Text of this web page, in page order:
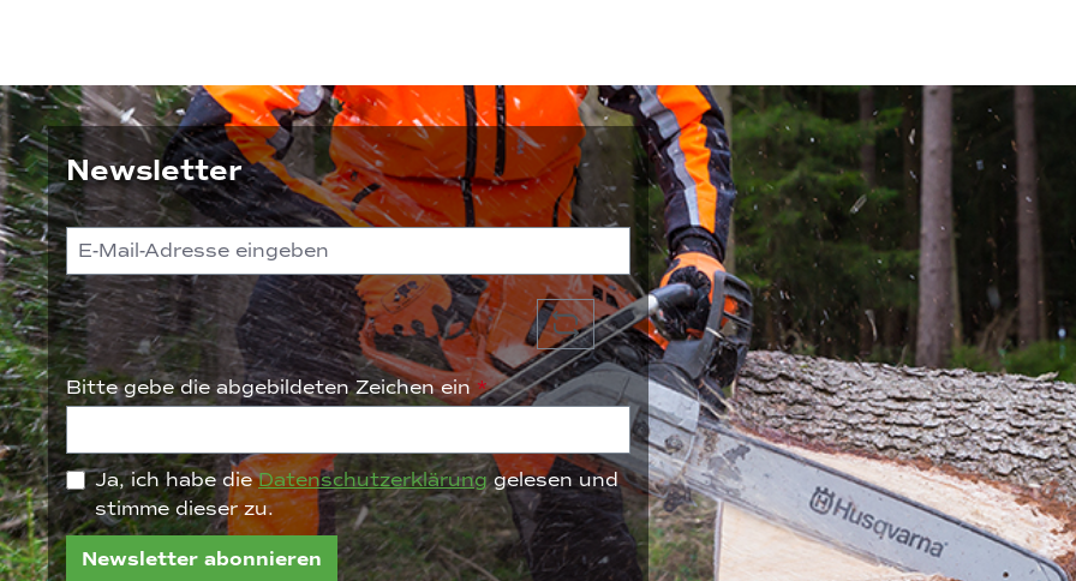
Newsletter
Bitte gebe die abgebildeten Zeichen ein*
Ja, ich habe dieDatenschutzerklärunggelesen und
stimme dieser zu.
Newsletter abonnieren